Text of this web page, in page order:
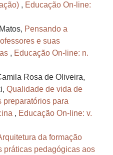
, Educação On-line:
Pensando a
e suas
, Educação On-line: n.
Rosa de Oliveira,
Qualidade de vida de
preparatórios para
, Educação On-line: v.
da formação
práticas pedagógicas aos